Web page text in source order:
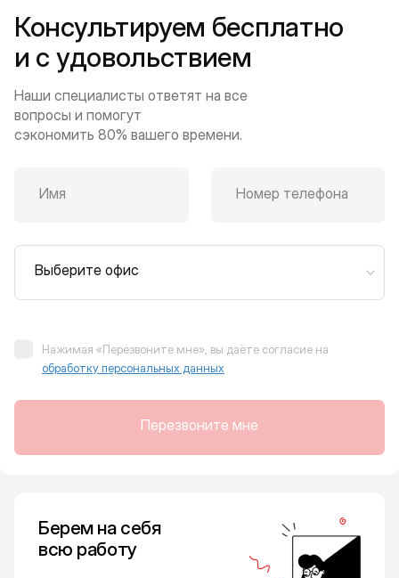
Консультируем бесплатно
и с удовольствием
Наши специалисты ответят на все
вопросы и помогут
сэкономить 80% вашего времени.
Имя Номер телефона
Выберите офис
Нажимая «Перезвоните мне», вы даёте согласие на
обработку персональных данных
Перезвоните мне
Берем на себя
всю работу